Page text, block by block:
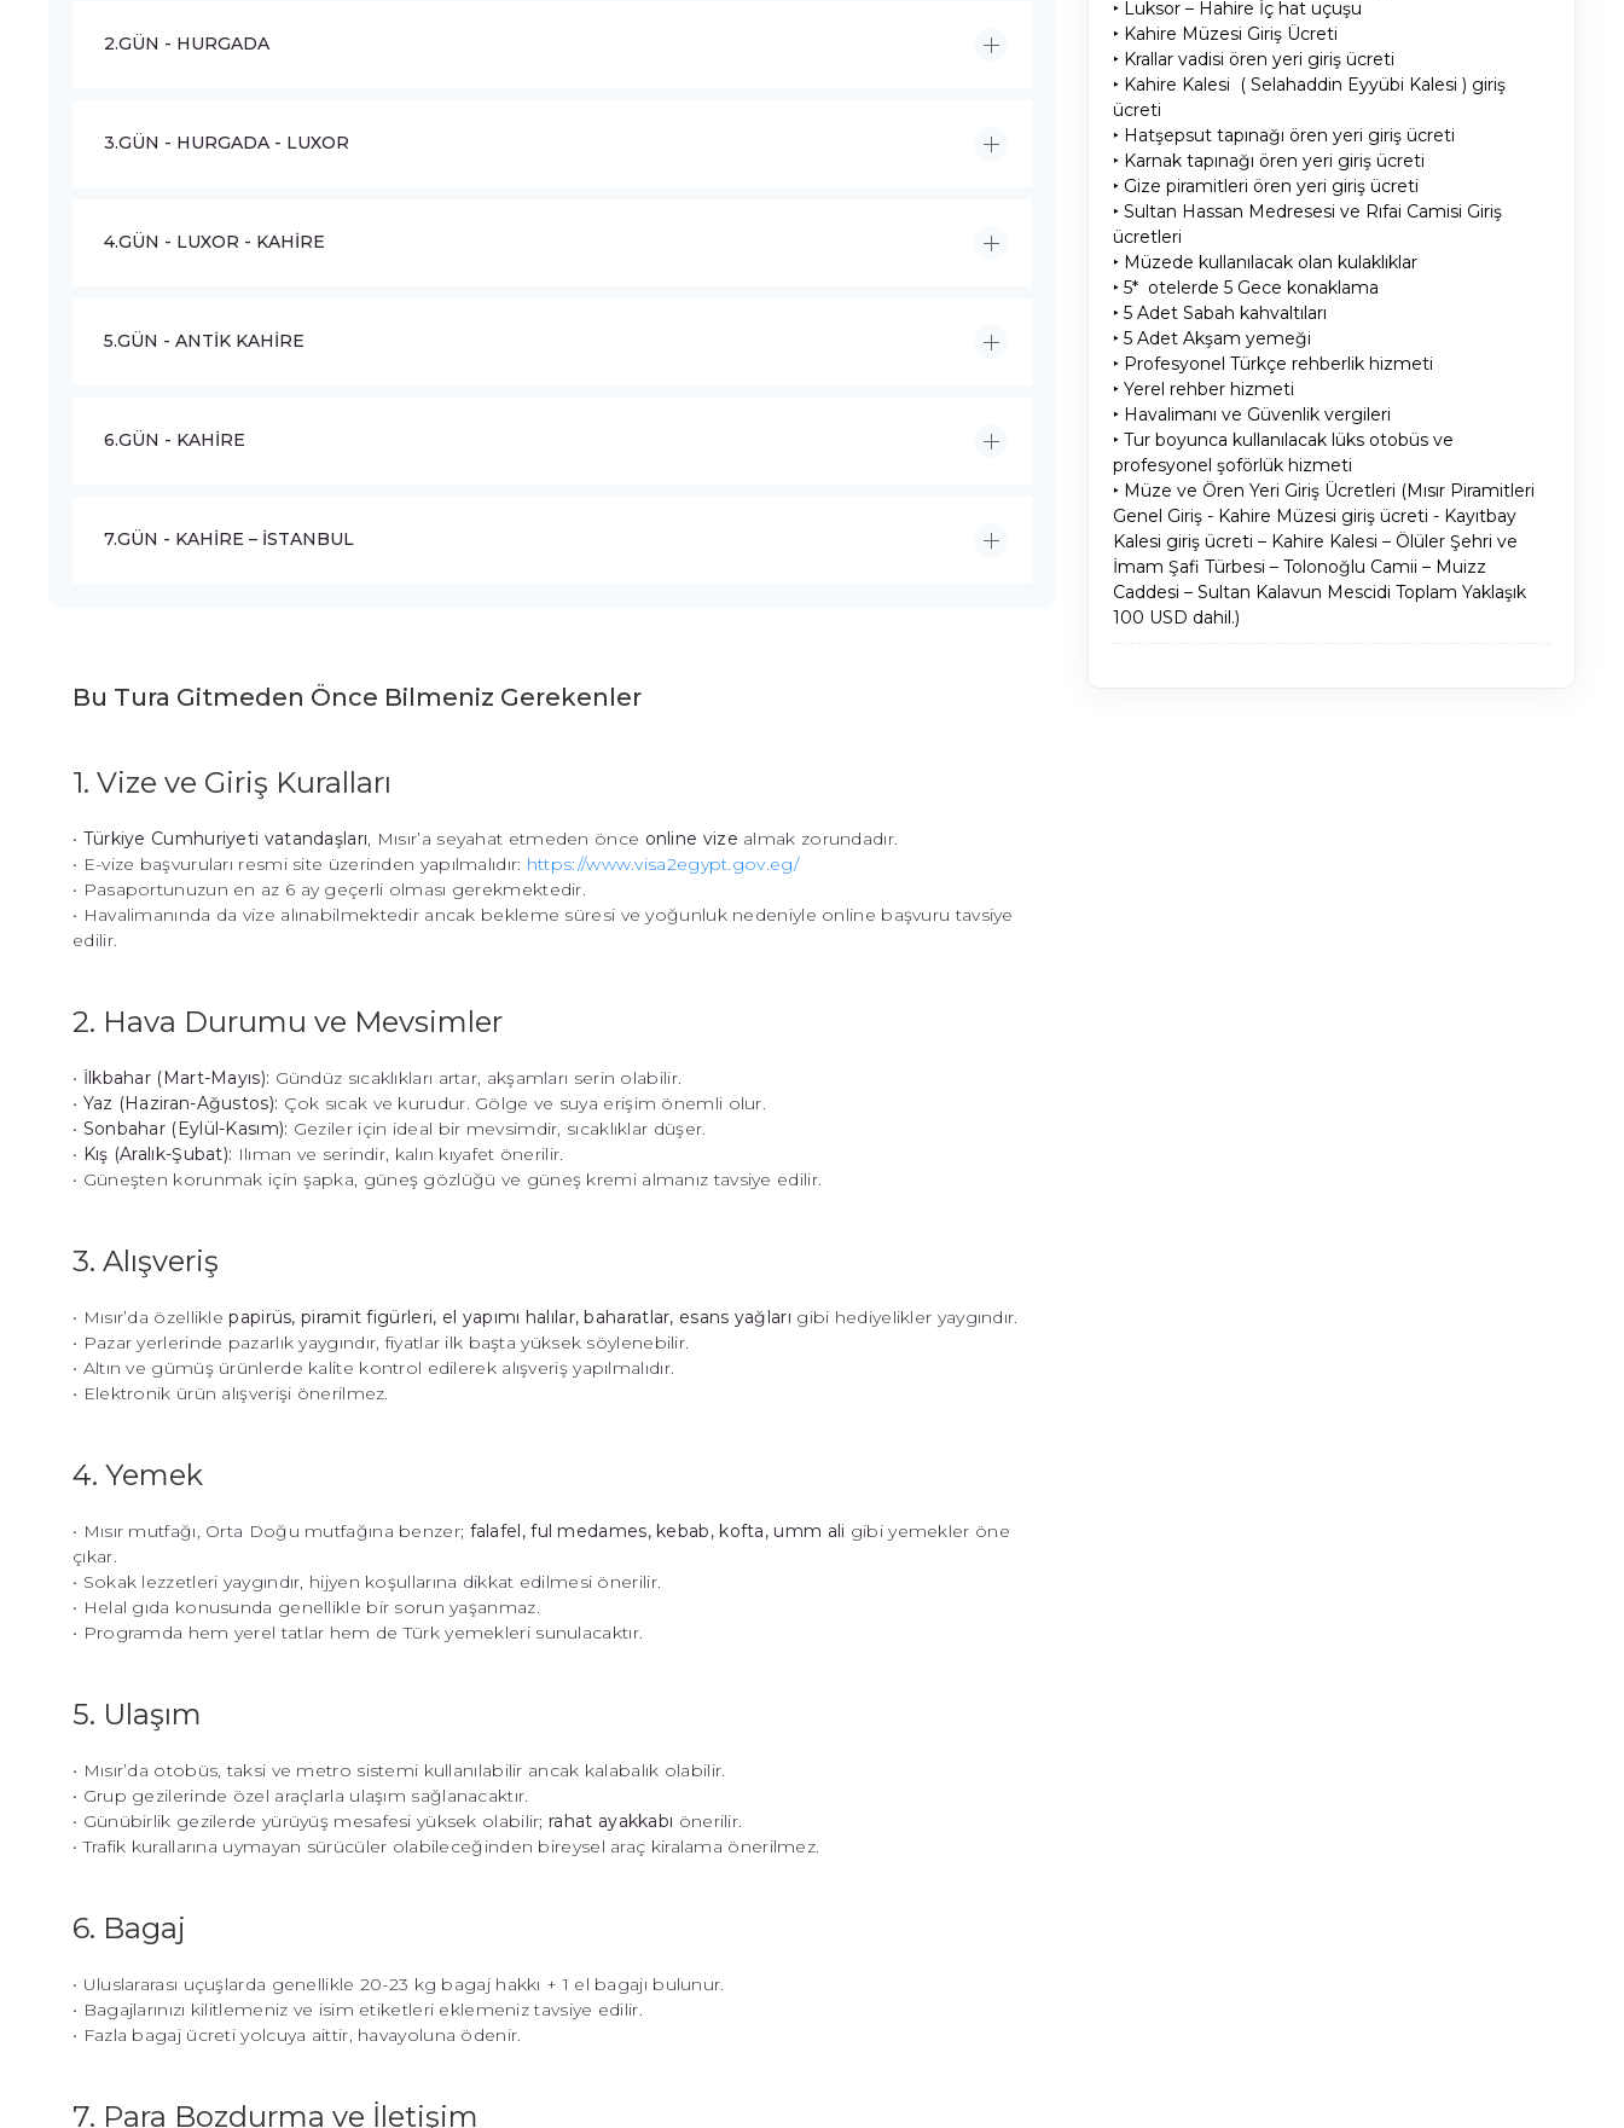
2.GÜN - HURGADA
3.GÜN - HURGADA - LUXOR
4.GÜN - LUXOR - KAHİRE
5.GÜN - ANTİK KAHİRE
6.GÜN - KAHİRE
7.GÜN - KAHİRE – İSTANBUL
Bu Tura Gitmeden Önce Bilmeniz Gerekenler
1. Vize ve Giriş Kuralları
• Türkiye Cumhuriyeti vatandaşları , Mısır’a seyahat etmeden önce online vize almak zorundadır.
• E-vize başvuruları resmi site üzerinden yapılmalıdır: https://www.visa2egypt.gov.eg/
• Pasaportunuzun en az 6 ay geçerli olması gerekmektedir.
• Havalimanında da vize alınabilmektedir ancak bekleme süresi ve yoğunluk nedeniyle online başvuru tavsiye
edilir.
2. Hava Durumu ve Mevsimler
• İlkbahar (Mart-Mayıs): Gündüz sıcaklıkları artar, akşamları serin olabilir.
• Yaz (Haziran-Ağustos): Çok sıcak ve kurudur. Gölge ve suya erişim önemli olur.
• Sonbahar (Eylül-Kasım): Geziler için ideal bir mevsimdir, sıcaklıklar düşer.
• Kış (Aralık-Şubat): Ilıman ve serindir, kalın kıyafet önerilir.
• Güneşten korunmak için şapka, güneş gözlüğü ve güneş kremi almanız tavsiye edilir.
3. Alışveriş
• Mısır’da özelliklepapirüs, piramit figürleri, el yapımı halılar, baharatlar, esans yağları gibi hediyelikler yaygındır.
• Pazar yerlerinde pazarlık yaygındır, fiyatlar ilk başta yüksek söylenebilir.
• Altın ve gümüş ürünlerde kalite kontrol edilerek alışveriş yapılmalıdır.
• Elektronik ürün alışverişi önerilmez.
4. Yemek
• Mısır mutfağı, Orta Doğu mutfağına benzer; falafel, ful medames, kebab, kofta, umm ali gibi yemekler öne
çıkar.
• Sokak lezzetleri yaygındır, hijyen koşullarına dikkat edilmesi önerilir.
• Helal gıda konusunda genellikle bir sorun yaşanmaz.
• Programda hem yerel tatlar hem de Türk yemekleri sunulacaktır.
5. Ulaşım
• Mısır’da otobüs, taksi ve metro sistemi kullanılabilir ancak kalabalık olabilir.
• Grup gezilerinde özel araçlarla ulaşım sağlanacaktır.
• Günübirlik gezilerde yürüyüş mesafesi yüksek olabilir; rahat ayakkabı önerilir.
• Trafik kurallarına uymayan sürücüler olabileceğinden bireysel araç kiralama önerilmez.
6. Bagaj
• Uluslararası uçuşlarda genellikle 20-23 kg bagaj hakkı + 1 el bagajı bulunur.
• Bagajlarınızı kilitlemeniz ve isim etiketleri eklemeniz tavsiye edilir.
• Fazla bagaj ücreti yolcuya aittir, havayoluna ödenir.
7. Para Bozdurma ve İletişim
‣ Luksor – Hahire İç hat uçuşu
‣ Kahire Müzesi Giriş Ücreti
‣ Krallar vadisi ören yeri giriş ücreti
‣ Kahire Kalesi ( Selahaddin Eyyübi Kalesi ) giriş
ücreti
‣ Hatşepsut tapınağı ören yeri giriş ücreti
‣ Karnak tapınağı ören yeri giriş ücreti
‣ Gize piramitleri ören yeri giriş ücreti
‣ Sultan Hassan Medresesi ve Rıfai Camisi Giriş
ücretleri
‣ Müzede kullanılacak olan kulaklıklar
‣ 5* otelerde 5 Gece konaklama
‣ 5 Adet Sabah kahvaltıları
‣ 5 Adet Akşam yemeği
‣ Profesyonel Türkçe rehberlik hizmeti
‣ Yerel rehber hizmeti
‣ Havalimanı ve Güvenlik vergileri
‣ Tur boyunca kullanılacak lüks otobüs ve
profesyonel şoförlük hizmeti
‣ Müze ve Ören Yeri Giriş Ücretleri (Mısır Piramitleri
Genel Giriş - Kahire Müzesi giriş ücreti - Kayıtbay
Kalesi giriş ücreti – Kahire Kalesi – Ölüler Şehri ve
İmam Şafi Türbesi – Tolonoğlu Camii – Muizz
Caddesi – Sultan Kalavun Mescidi Toplam Yaklaşık
100 USD dahil.)